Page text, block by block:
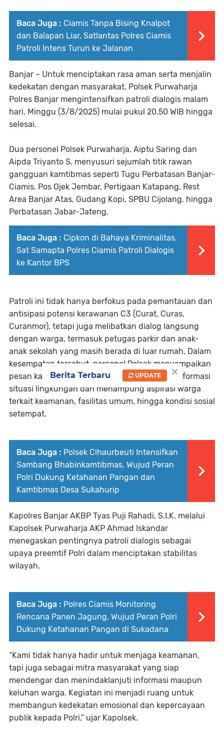
Baca Juga : Ciamis Tanpa Bising Knalpot
dan Balapan Liar, Satlantas Polres Ciamis
Patroli Intens Turun ke Jalanan
Banjar – Untuk menciptakan rasa aman serta menjalin
kedekatan dengan masyarakat, Polsek Purwaharja
Polres Banjar mengintensifkan patroli dialogis malam
hari, Minggu (3/8/2025) mulai pukul 20.50 WIB hingga
selesai.
Dua personel Polsek Purwaharja, Aiptu Saring dan
Aipda Triyanto S, menyusuri sejumlah titik rawan
gangguan kamtibmas seperti Tugu Perbatasan Banjar-
Ciamis, Pos Ojek Jembar, Pertigaan Katapang, Rest
Area Banjar Atas, Gudang Kopi, SPBU Cijolang, hingga
Perbatasan Jabar-Jateng.
Baca Juga : Cipkon di Bahaya Kriminalitas,
Sat Samapta Polres Ciamis Patroli Dialogis
ke Kantor BPS
Patroli ini tidak hanya berfokus pada pemantauan dan
antisipasi potensi kerawanan C3 (Curat, Curas,
Curanmor), tetapi juga melibatkan dialog langsung
dengan warga, termasuk petugas parkir dan anak-
anak sekolah yang masih berada di luar rumah. Dalam
kesempatan tersebut, personel Polsek menyampaikan
pesan kamtibmas, serta menyerap berbagai informasi
situasi lingkungan dan menampung aspirasi warga
terkait keamanan, fasilitas umum, hingga kondisi sosial
setempat.
Baca Juga : Polsek Cihaurbeuti Intensifkan
Sambang Bhabinkamtibmas, Wujud Peran
Polri Dukung Ketahanan Pangan dan
Kamtibmas Desa Sukahurip
Kapolres Banjar AKBP Tyas Puji Rahadi, S.I.K. melalui
Kapolsek Purwaharja AKP Ahmad Iskandar
menegaskan pentingnya patroli dialogis sebagai
upaya preemtif Polri dalam menciptakan stabilitas
wilayah.
Baca Juga : Polres Ciamis Monitoring
Rencana Panen Jagung, Wujud Peran Polri
Dukung Ketahanan Pangan di Sukadana
“Kami tidak hanya hadir untuk menjaga keamanan,
tapi juga sebagai mitra masyarakat yang siap
mendengar dan menindaklanjuti informasi maupun
keluhan warga. Kegiatan ini menjadi ruang untuk
membangun kedekatan emosional dan kepercayaan
publik kepada Polri,” ujar Kapolsek.
×
Berita Terbaru UPDATE